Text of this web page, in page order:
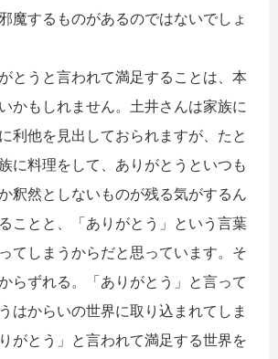
魔するものがあるのではないでしょ
とうと言われて満足することは、本
かもしれません。土井さんは家族に
利他を見出しておられますが、たと
に料理をして、ありがとうといつも
釈然としないものが残る気がするん
ことと、「ありがとう」という言葉
てしまうからだと思っています。そ
らずれる。「ありがとう」と言って
はからいの世界に取り込まれてしま
がとう」と言われて満足する世界を